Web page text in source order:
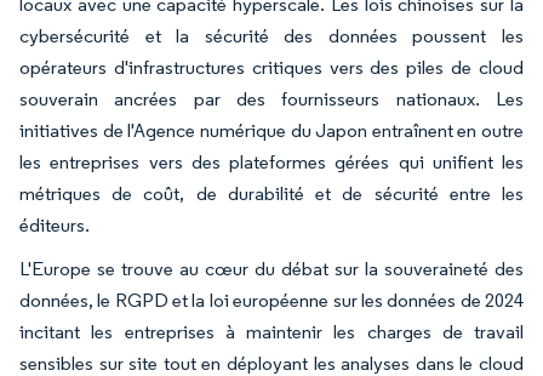
cybersécurité et la sécurité des données poussent les
opérateurs d'infrastructures critiques vers des piles de cloud
souverain ancrées par des fournisseurs nationaux. Les
initiatives de l'Agence numérique du Japon entraînent en outre
les entreprises vers des plateformes gérées qui unifient les
métriques de coût, de durabilité et de sécurité entre les
éditeurs.
L'Europe se trouve au cœur du débat sur la souveraineté des
données, le RGPD et la loi européenne sur les données de 2024
incitant les entreprises à maintenir les charges de travail
sensibles sur site tout en déployant les analyses dans le cloud